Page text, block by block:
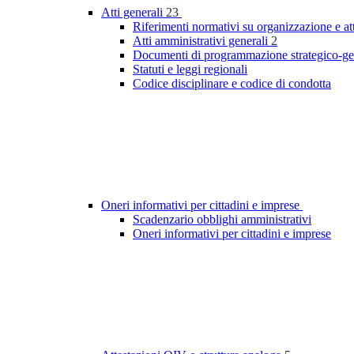
Atti generali 23
Riferimenti normativi su organizzazione e
Atti amministrativi generali 2
Documenti di programmazione strategico-
Statuti e leggi regionali
Codice disciplinare e codice di condotta
Oneri informativi per cittadini e imprese
Scadenzario obblighi amministrativi
Oneri informativi per cittadini e imprese